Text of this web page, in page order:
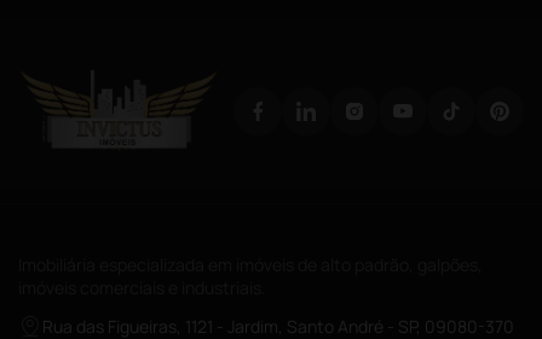
Rua das Figueiras, 1121 - Jardim, Santo André - SP, 09080-370